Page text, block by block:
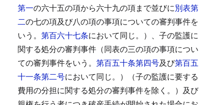
第一の六十五の項から六十九の項まで並びに別表第
二の七の項及び八の項の事項についての審判事件を
いう。 第百六十七条において同じ。）、子の監護に
関する処分の審判事件（同表の三の項の事項につい
ての審判事件をいう。 第百五十条第四号及び第百五
十一条第二号において同じ。）（子の監護に要する
費用の分担に関する処分の審判事件を除く。）及び